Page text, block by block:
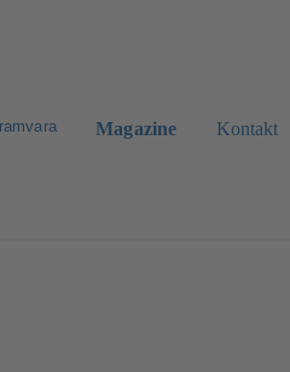
Magazine Kontakt